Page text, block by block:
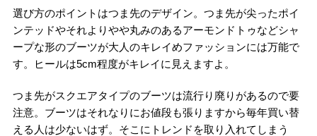
選び方のポイントはつま先のデザイン。つま先が尖ったポイ
ンテッドやそれよりやや丸みのあるアーモンドトゥなどシャ
ープな形のブーツが大人のキレイめファッションには万能で
す。ヒールは5cm程度がキレイに見えますよ。
つま先がスクエアタイプのブーツは流行り廃りがあるので要
注意。ブーツはそれなりにお値段も張りますから毎年買い替
える人は少ないはず。そこにトレンドを取り入れてしまう